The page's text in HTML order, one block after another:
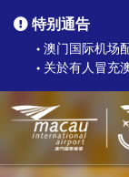
特别通告
● 澳门国际机场
● 关於有人冒充